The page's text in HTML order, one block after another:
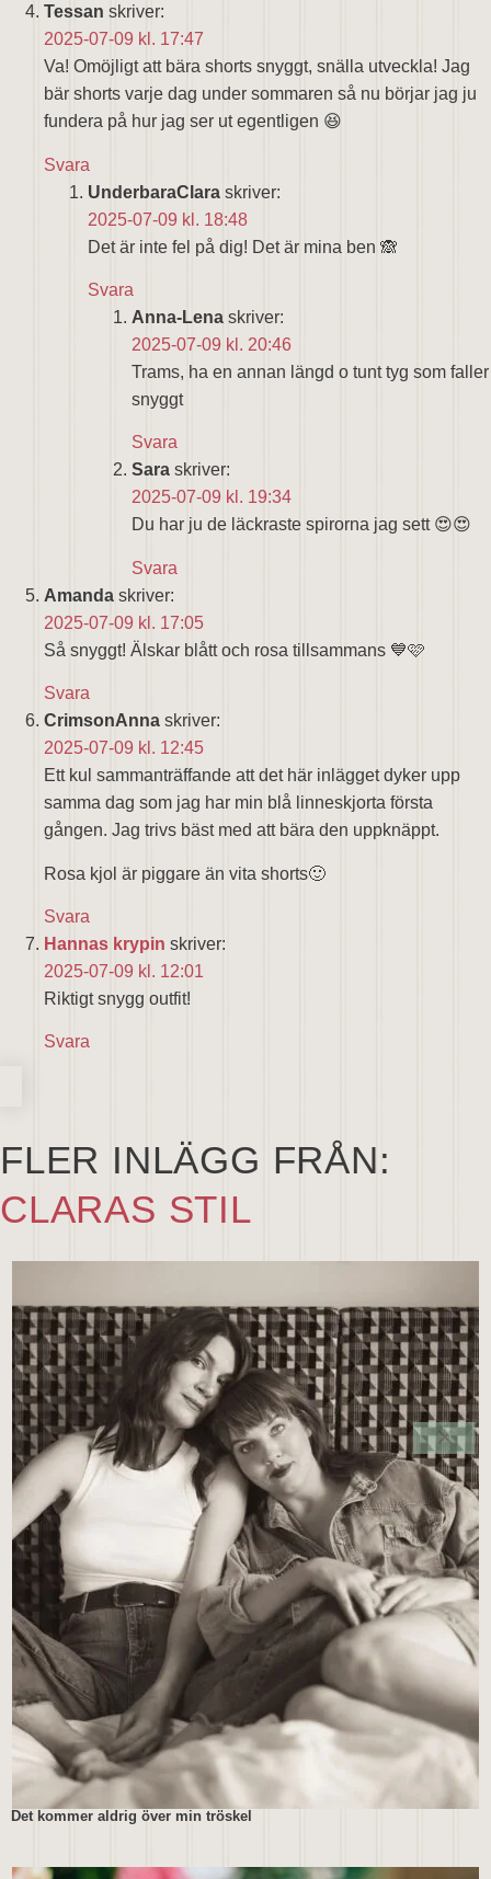
Tessan skriver:
2025-07-09 kl. 17:47
Va! Omöjligt att bära shorts snyggt, snälla utveckla! Jag
bär shorts varje dag under sommaren så nu börjar jag ju
fundera på hur jag ser ut egentligen 😆
Svara
UnderbaraClara skriver:
2025-07-09 kl. 18:48
Det är inte fel på dig! Det är mina ben 🙈
Svara
Anna-Lena skriver:
2025-07-09 kl. 20:46
Trams, ha en annan längd o tunt tyg som faller
snyggt
Svara
Sara skriver:
2025-07-09 kl. 19:34
Du har ju de läckraste spirorna jag sett 😍😍
Svara
Amanda skriver:
2025-07-09 kl. 17:05
Så snyggt! Älskar blått och rosa tillsammans 💙🩷
Svara
CrimsonAnna skriver:
2025-07-09 kl. 12:45
Ett kul sammanträffande att det här inlägget dyker upp
samma dag som jag har min blå linneskjorta första
gången. Jag trivs bäst med att bära den uppknäppt.
Rosa kjol är piggare än vita shorts🙂
Svara
Hannas krypin skriver:
2025-07-09 kl. 12:01
Riktigt snygg outfit!
Svara
FLER INLÄGG FRÅN:
CLARAS STIL
Det kommer aldrig över min tröskel